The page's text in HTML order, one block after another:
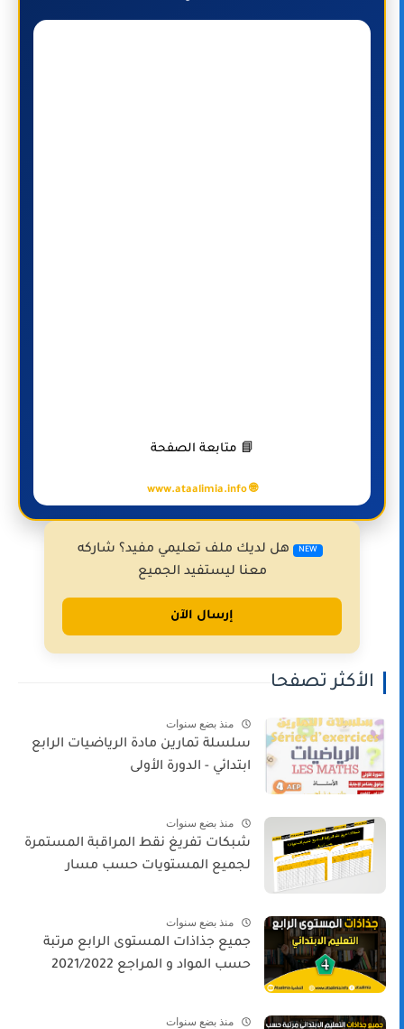
📘 متابعة الصفحة
🌐 www.ataalimia.info
NEW
هل لديك ملف تعليمي مفيد؟ شاركه
معنا ليستفيد الجميع
إرسال الآن
الأكثر تصفحا
منذ بضع سنوات
سلسلة تمارين مادة الرياضيات الرابع
ابتدائي - الدورة الأولى
منذ بضع سنوات
شبكات تفريغ نقط المراقبة المستمرة
لجميع المستويات حسب مسار
منذ بضع سنوات
جميع جذاذات المستوى الرابع مرتبة
حسب المواد و المراجع 2021/2022
منذ بضع سنوات